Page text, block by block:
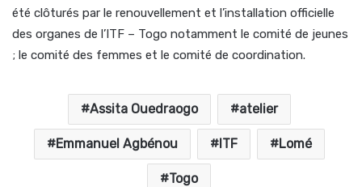
été clôturés par le renouvellement et l’installation officielle
des organes de l’ITF – Togo notamment le comité de jeunes
; le comité des femmes et le comité de coordination.
Assita Ouedraogo atelier
Emmanuel Agbénou ITF Lomé
Togo